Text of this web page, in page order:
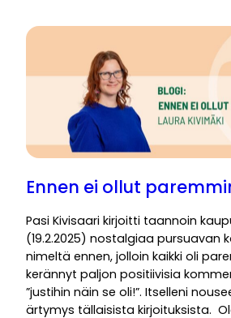
Ennen ei ollut
Pasi Kivisaari kirjoitti taannoin
(19.2.2025) nostalgiaa pursuavan
nimeltä ennen, jolloin kaikki oli
kerännyt paljon positiivisia
”justihin näin se oli!”. Itselleni
ärtymys tällaisista kirjoituksista.